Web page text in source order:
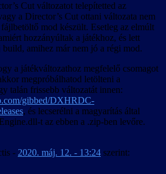
Cut változatot telepítetted az
a Director’s Cut ottani változata nem
mod készült. Esetleg az elmúlt
hozzányúltak a játékhoz, és lett
amihez már nem jó a régi mod.
a játékváltozathoz megfelelő csomagot
megpróbálhatod letölteni a
talán frissebb változatát innen:
gibbed/DXHRDC-
, és lecserélni a magyarítás által
t az ebben a .zip-ben levőre.
- 2020. máj. 12. - 13:24 szerint: